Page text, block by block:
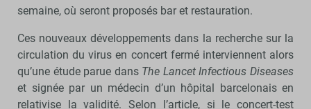
semaine, où seront proposés bar et restauration.
Ces nouveaux développements dans la recherche sur la
circulation du virus en concert fermé interviennent alors
qu’une étude parue dans The Lancet Infectious Diseases
et signée par un médecin d’un hôpital barcelonais en
relativise la validité. Selon l’article, si le concert-test